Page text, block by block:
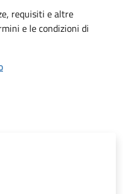
requisiti e altre
e le condizioni di